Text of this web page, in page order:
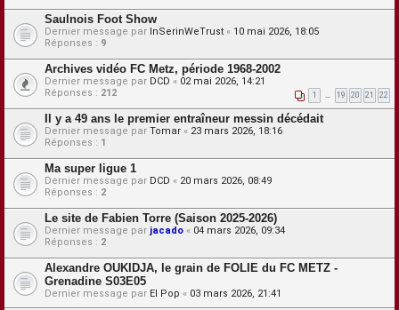
Saulnois Foot Show
Dernier message par InSerinWeTrust « 10 mai 2026, 18:05
Réponses : 9
Archives vidéo FC Metz, période 1968-2002
Dernier message par DCD « 02 mai 2026, 14:21
Réponses : 212 1 … 19 20 21 22
Il y a 49 ans le premier entraîneur messin décédait
Dernier message par Tomar « 23 mars 2026, 18:16
Réponses : 1
Ma super ligue 1
Dernier message par DCD « 20 mars 2026, 08:49
Réponses : 2
Le site de Fabien Torre (Saison 2025-2026)
Dernier message par jacado « 04 mars 2026, 09:34
Réponses : 2
Alexandre OUKIDJA, le grain de FOLIE du FC METZ -
Grenadine S03E05
Dernier message par El Pop « 03 mars 2026, 21:41